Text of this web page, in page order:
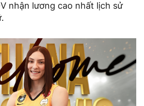
nhận lương cao nhất lịch sử